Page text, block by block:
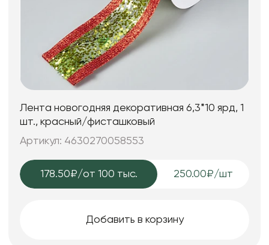
Лента новогодняя декоративная 6,3*10 ярд, 1
шт., красный/фисташковый
Артикул: 4630270058553
178.50₽/от 100 тыс. 250.00₽/шт
Добавить в корзину